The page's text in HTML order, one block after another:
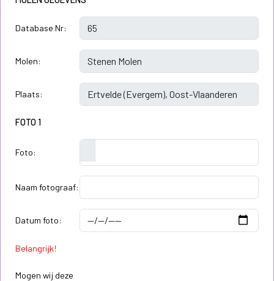
Database Nr:
Molen:
Plaats:
FOTO 1
Foto:
Naam fotograaf:
Datum foto:
Belangrijk!
Mogen wij deze